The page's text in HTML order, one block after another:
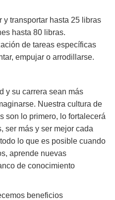
y transportar hasta 25 libras
hasta 80 libras.
de tareas específicas
empujar o arrodillarse.
y su carrera sean más
Nuestra cultura de
son lo primero, lo fortalecerá
ser más y ser mejor cada
lo que es posible cuando
aprende nuevas
de conocimiento
beneficios